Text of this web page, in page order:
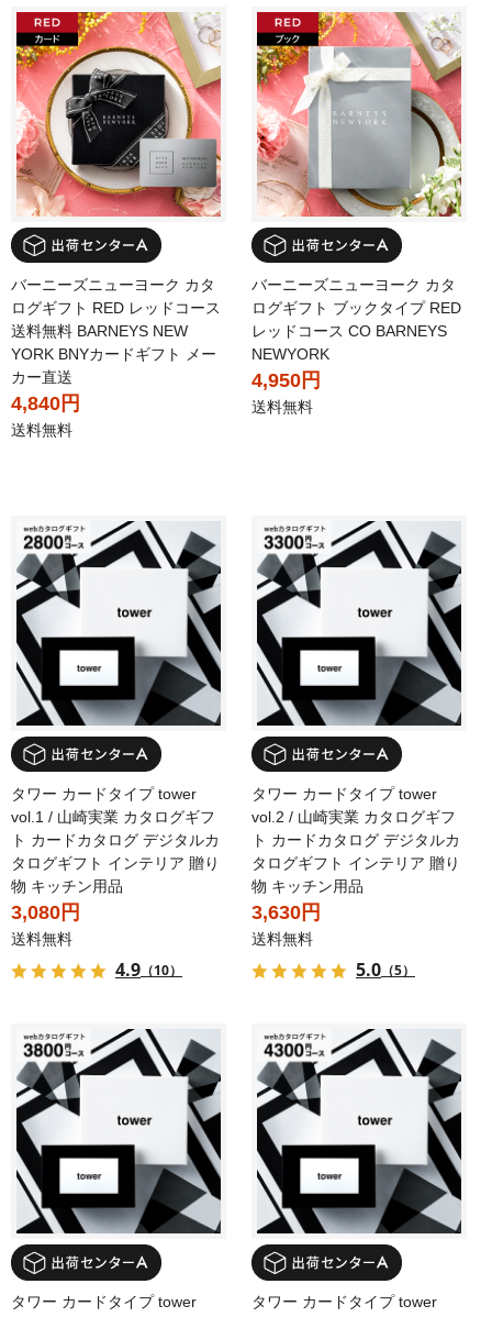
バーニーズニューヨーク カタ
ログギフト RED レッドコース
送料無料 BARNEYS NEW
YORK BNYカードギフト メー
カー直送
4,840円
送料無料
バーニーズニューヨーク カタ
ログギフト ブックタイプ RED
レッドコース CO BARNEYS
NEWYORK
4,950円
送料無料
タワー カードタイプ tower
vol.1 / 山崎実業 カタログギフ
ト カードカタログ デジタルカ
タログギフト インテリア 贈り
物 キッチン用品
3,080円
送料無料
4.9 （10）
タワー カードタイプ tower
vol.2 / 山崎実業 カタログギフ
ト カードカタログ デジタルカ
タログギフト インテリア 贈り
物 キッチン用品
3,630円
送料無料
5.0 （5）
タワー カードタイプ tower
タワー カードタイプ tower